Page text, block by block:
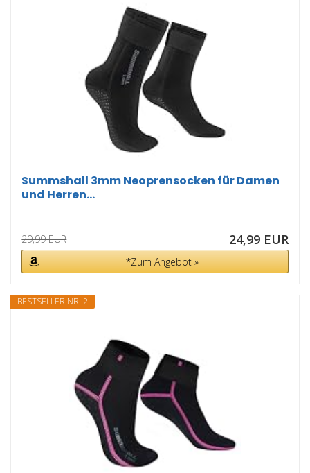
Summshall 3mm Neoprensocken für Damen
und Herren...
29,99 EUR 24,99 EUR
*Zum Angebot »
BESTSELLER NR. 2